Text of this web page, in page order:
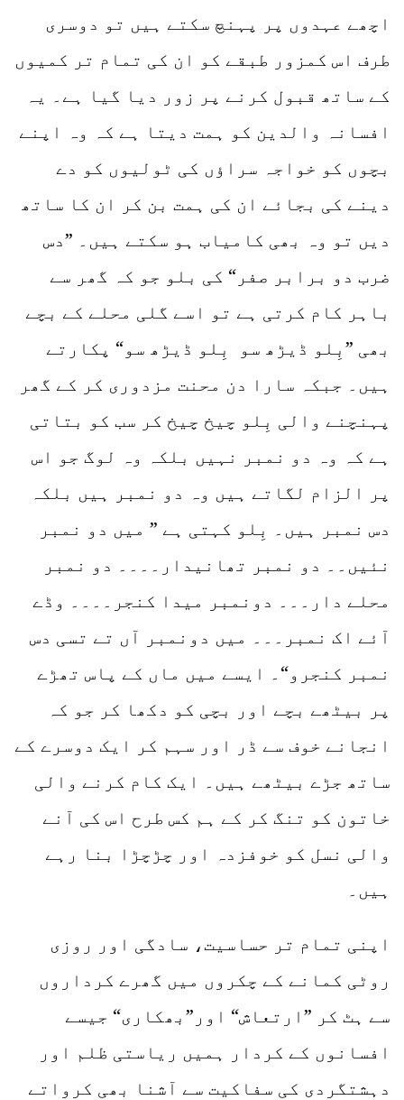
اچھے عہدوں پر پہنچ سکتے ہیں تو دوسری
طرف اس کمزور طبقے کو ان کی تمام تر کمیوں
کے ساتھ قبول کرنے پر زور دیا گیا ہے۔ یہ
افسانہ والدین کو ہمت دیتا ہے کہ وہ اپنے
بچوں کو خواجہ سراؤں کی ٹولیوں کو دے
دینے کی بجائے ان کی ہمت بن کر ان کا ساتھ
دیں تو وہ بھی کامیاب ہو سکتے ہیں۔ ”دس
ضرب دو برابر صفر“ کی بلو جو کہ گھر سے
باہر کام کرتی ہے تو اسے گلی محلے کے بچے
بھی ”بِلو ڈیڑھ سو بِلو ڈیڑھ سو“ پکارتے
ہیں۔ جبکہ سارا دن محنت مزدوری کر کے گھر
پہنچنے والی بِلو چیخ چیخ کر سب کو بتاتی
ہے کہ وہ دو نمبر نہیں بلکہ وہ لوگ جو اس
پر الزام لگاتے ہیں وہ دو نمبر ہیں بلکہ
دس نمبر ہیں۔ بِلو کہتی ہے ” میں دو نمبر
نئیں۔۔ دو نمبر تھانیدار۔۔۔۔ دو نمبر
محلے دار۔۔۔ دونمبر میدا کنجر۔۔۔۔ وڈے
آئے اک نمبر۔۔۔ میں دونمبر آں تے تسی دس
نمبر کنجرو“۔ ایسے میں ماں کے پاس تھڑے
پر بیٹھے بچے اور بچی کو دکھا کر جو کہ
انجانے خوف سے ڈر اور سہم کر ایک دوسرے کے
ساتھ جڑے بیٹھے ہیں۔ ایک کام کرنے والی
خاتون کو تنگ کر کے ہم کس طرح اس کی آنے
والی نسل کو خوفزدہ اور چڑچڑا بنا رہے
ہیں۔
اپنی تمام تر حساسیت، سادگی اور روزی
روٹی کمانے کے چکروں میں گھرے کرداروں
سے ہٹ کر ”ارتعاش“ اور”بھکاری“ جیسے
افسانوں کے کردار ہمیں ریاستی ظلم اور
دہشتگردی کی سفاکیت سے آشنا بھی کرواتے